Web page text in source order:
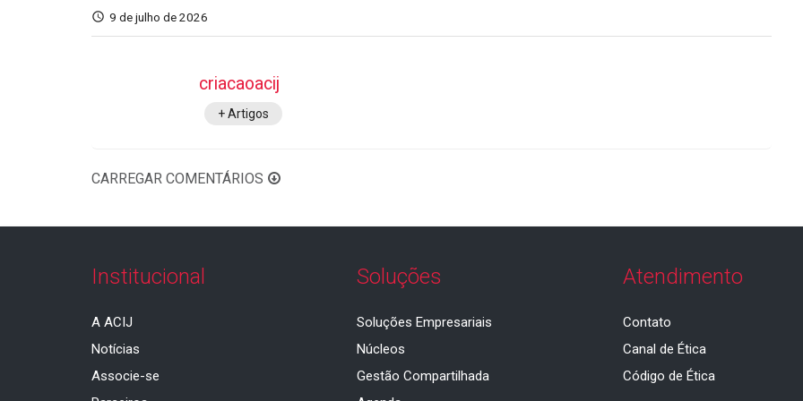
9 de julho de 2026
criacaoacij
+ Artigos
CARREGAR COMENTÁRIOS
Institucional
A ACIJ
Notícias
Associe-se
Soluções
Soluções Empresariais
Núcleos
Gestão Compartilhada
Atendimento
Contato
Canal de Ética
Código de Ética